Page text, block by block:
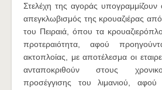
Στελέχη της αγοράς υπογραμμίζουν
απεγκλωβισμός της κρουαζιέρας
του Πειραιά, όπου τα
προτεραιότητα, αφού
ακτοπλοίας, με αποτέλεσμα οι
ανταποκριθούν στους
προσέγγισης του λιμανιού,